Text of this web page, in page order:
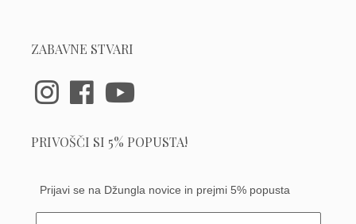
ZABAVNE STVARI
PRIVOŠČI SI 5% POPUSTA!
Prijavi se na Džungla novice in prejmi 5% popusta